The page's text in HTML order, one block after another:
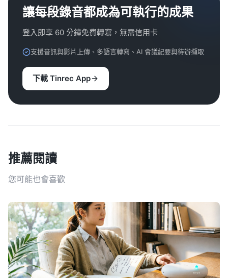
讓每段錄音都成為可執行的成果
登入即享 60 分鐘免費轉寫，無需信用卡
支援音訊與影片上傳、多語言轉寫、AI 會議紀要與待辦擷取
下載 Tinrec App
推薦閱讀
您可能也會喜歡